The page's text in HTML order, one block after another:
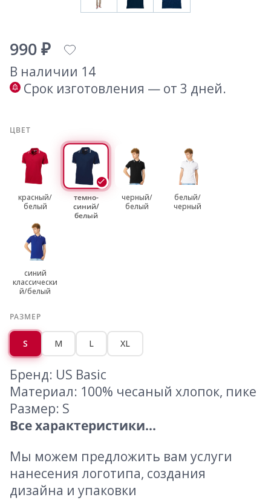
990 ₽
В наличии 14
Срок изготовления — от 3 дней.
ЦВЕТ
красный/
белый
темно-
синий/
белый
черный/
белый
белый/
черный
синий
классически
й/белый
РАЗМЕР
S M L XL
Бренд: US Basic
Материал: 100% чесаный хлопок, пике
Размер: S
Все характеристики...
Мы можем предложить вам услуги
нанесения логотипа, создания
дизайна и упаковки